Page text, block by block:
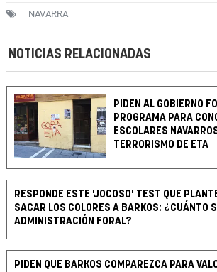
NAVARRA
NOTICIAS RELACIONADAS
PIDEN AL GOBIERNO
PROGRAMA PARA
ESCOLARES
TERRORISMO DE ETA
RESPONDE ESTE 'JOCOSO' TEST QUE
SACAR LOS COLORES A BARKOS: ¿CUÁNTO
ADMINISTRACIÓN FORAL?
PIDEN QUE BARKOS COMPAREZCA PARA